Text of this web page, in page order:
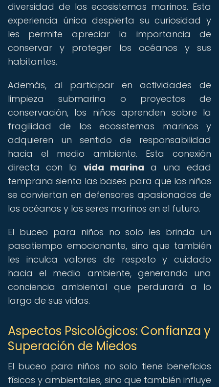
diversidad de los ecosistemas marinos. Esta
experiencia única despierta su curiosidad y
les permite apreciar la importancia de
conservar y proteger los océanos y sus
habitantes.
Además, al participar en actividades de
limpieza submarina o proyectos de
conservación, los niños aprenden sobre la
fragilidad de los ecosistemas marinos y
adquieren un sentido de responsabilidad
hacia el medio ambiente. Esta conexión
directa con la vida marina a una edad
temprana sienta las bases para que los niños
se conviertan en defensores apasionados de
los océanos y los seres marinos en el futuro.
El buceo para niños no solo les brinda un
pasatiempo emocionante, sino que también
les inculca valores de respeto y cuidado
hacia el medio ambiente, generando una
conciencia ambiental que perdurará a lo
largo de sus vidas.
Aspectos Psicológicos: Confianza y
Superación de Miedos
El buceo para niños no solo tiene beneficios
físicos y ambientales, sino que también influye